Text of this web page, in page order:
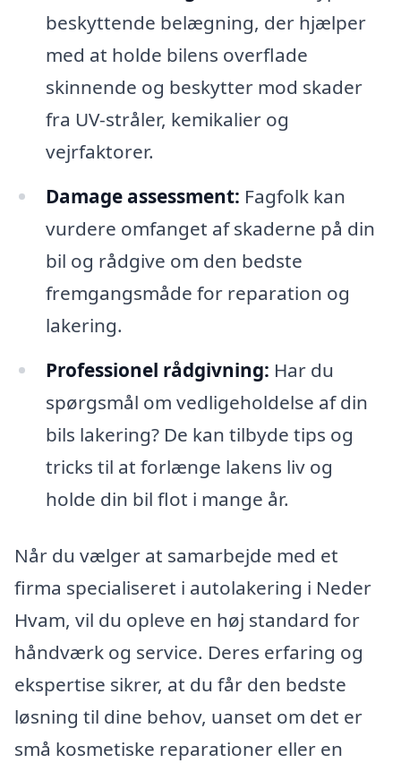
beskyttende belægning, der hjælper
med at holde bilens overflade
skinnende og beskytter mod skader
fra UV-stråler, kemikalier og
vejrfaktorer.
Damage assessment: Fagfolk kan
vurdere omfanget af skaderne på din
bil og rådgive om den bedste
fremgangsmåde for reparation og
lakering.
Professionel rådgivning: Har du
spørgsmål om vedligeholdelse af din
bils lakering? De kan tilbyde tips og
tricks til at forlænge lakens liv og
holde din bil flot i mange år.
Når du vælger at samarbejde med et
firma specialiseret i autolakering i Neder
Hvam, vil du opleve en høj standard for
håndværk og service. Deres erfaring og
ekspertise sikrer, at du får den bedste
løsning til dine behov, uanset om det er
små kosmetiske reparationer eller en